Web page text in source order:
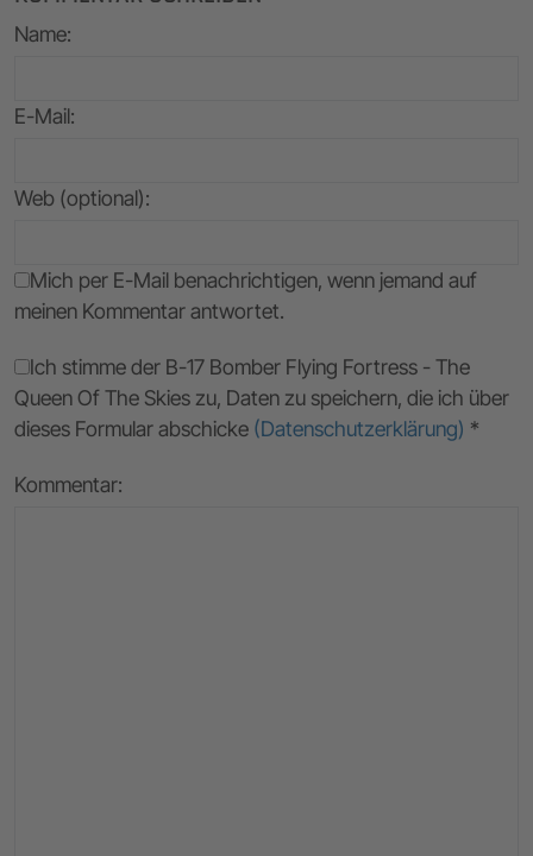
Name:
E-Mail:
Web (optional):
Mich per E-Mail benachrichtigen, wenn jemand auf
meinen Kommentar antwortet.
Ich stimme der B-17 Bomber Flying Fortress - The
Queen Of The Skies zu, Daten zu speichern, die ich über
dieses Formular abschicke (Datenschutzerklärung) *
Kommentar: